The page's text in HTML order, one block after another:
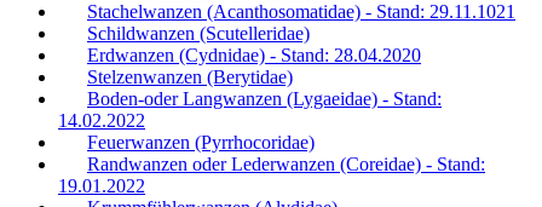
Stachelwanzen (Acanthosomatidae) - Stand: 29.11.1021
Schildwanzen (Scutelleridae)
Erdwanzen (Cydnidae) - Stand: 28.04.2020
Stelzenwanzen (Berytidae)
Boden-oder Langwanzen (Lygaeidae) - Stand:
14.02.2022
Feuerwanzen (Pyrrhocoridae)
Randwanzen oder Lederwanzen (Coreidae) - Stand:
19.01.2022